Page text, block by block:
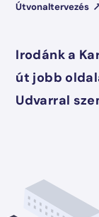
Útvonaltervezés
Irodánk a
út jobb
Udvarral